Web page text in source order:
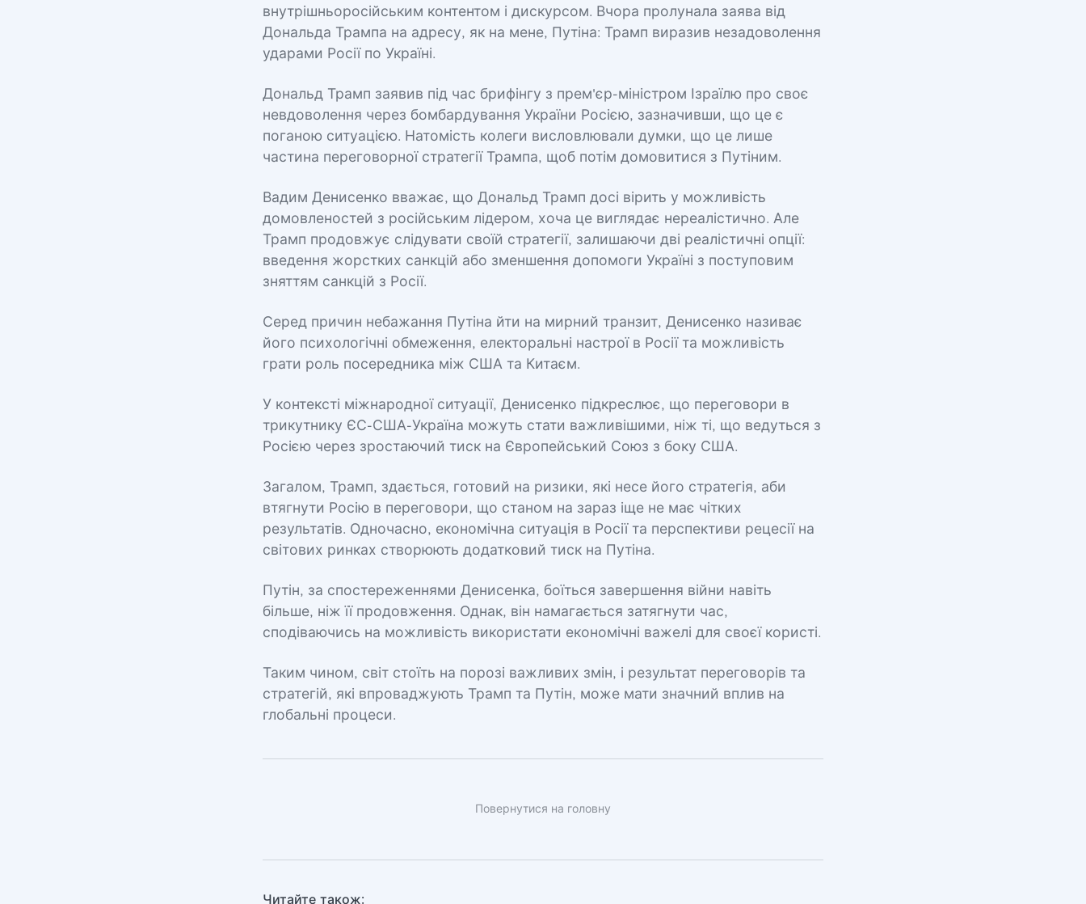
внутрішньоросійським контентом і дискурсом. Вчора пролунала заява від
Дональда Трампа на адресу, як на мене, Путіна: Трамп виразив незадоволення
ударами Росії по Україні.
Дональд Трамп заявив під час брифінгу з прем'єр-міністром Ізраїлю про своє
невдоволення через бомбардування України Росією, зазначивши, що це є
поганою ситуацією. Натомість колеги висловлювали думки, що це лише
частина переговорної стратегії Трампа, щоб потім домовитися з Путіним.
Вадим Денисенко вважає, що Дональд Трамп досі вірить у можливість
домовленостей з російським лідером, хоча це виглядає нереалістично. Але
Трамп продовжує слідувати своїй стратегії, залишаючи дві реалістичні опції:
введення жорстких санкцій або зменшення допомоги Україні з поступовим
зняттям санкцій з Росії.
Серед причин небажання Путіна йти на мирний транзит, Денисенко називає
його психологічні обмеження, електоральні настрої в Росії та можливість
грати роль посередника між США та Китаєм.
У контексті міжнародної ситуації, Денисенко підкреслює, що переговори в
трикутнику ЄС-США-Україна можуть стати важливішими, ніж ті, що ведуться з
Росією через зростаючий тиск на Європейський Союз з боку США.
Загалом, Трамп, здається, готовий на ризики, які несе його стратегія, аби
втягнути Росію в переговори, що станом на зараз іще не має чітких
результатів. Одночасно, економічна ситуація в Росії та перспективи рецесії на
світових ринках створюють додатковий тиск на Путіна.
Путін, за спостереженнями Денисенка, боїться завершення війни навіть
більше, ніж її продовження. Однак, він намагається затягнути час,
сподіваючись на можливість використати економічні важелі для своєї користі.
Таким чином, світ стоїть на порозі важливих змін, і результат переговорів та
стратегій, які впроваджують Трамп та Путін, може мати значний вплив на
глобальні процеси.
Повернутися на головну
Читайте також: